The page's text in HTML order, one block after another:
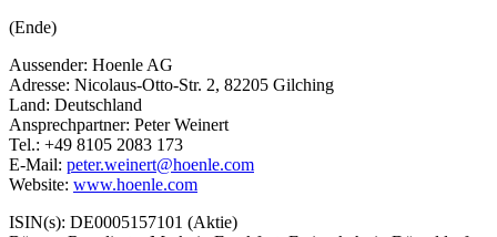
(Ende)
Aussender: Hoenle AG
Adresse: Nicolaus-Otto-Str. 2, 82205 Gilching
Land: Deutschland
Ansprechpartner: Peter Weinert
Tel.: +49 8105 2083 173
E-Mail: peter.weinert@hoenle.com
Website: www.hoenle.com
ISIN(s): DE0005157101 (Aktie)